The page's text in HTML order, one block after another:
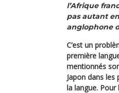
l’Afrique
pas autant
anglophone
C’est un
première
mentionnés
Japon dans
la langue.